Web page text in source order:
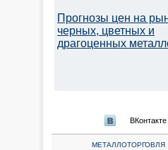
Прогнозы цен на
черных, цветных и
драгоценных
ВКонтакте
МЕТАЛЛОТОРГОВЛЯ